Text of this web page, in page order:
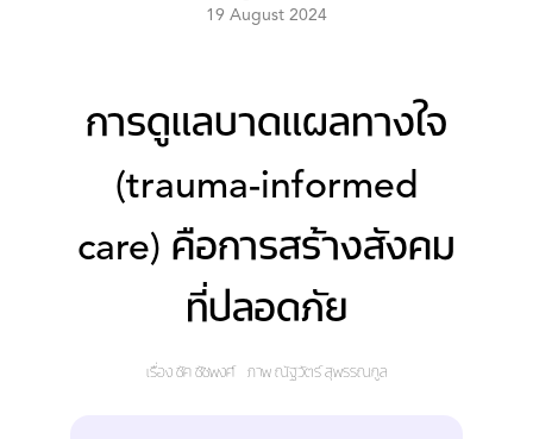
19 August 2024
การดูแลบาดแผลทางใจ
(trauma-informed
care) คือการสร้างสังคม
ที่ปลอดภัย
เรื่อง ชัค ชัชพงศ์ ภาพ ณัฐวัตร์ สุพรรณกูล